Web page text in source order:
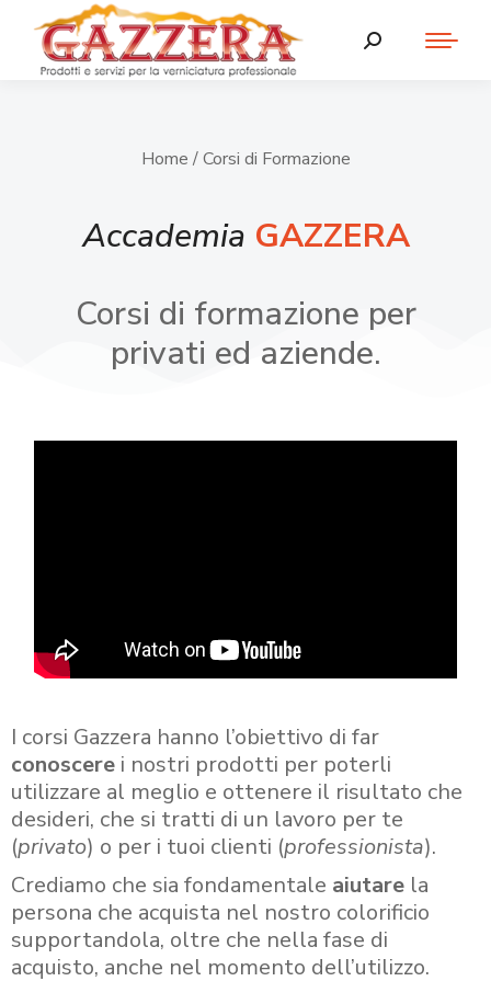
Home / Corsi di Formazione
Accademia GAZZERA
Corsi di formazione per
privati ed aziende.
I corsi Gazzera hanno l’obiettivo di far
conoscere i nostri prodotti per poterli
utilizzare al meglio e ottenere il risultato che
desideri, che si tratti di un lavoro per te
(privato) o per i tuoi clienti (professionista).
Crediamo che sia fondamentale aiutare la
persona che acquista nel nostro colorificio
supportandola, oltre che nella fase di
acquisto, anche nel momento dell’utilizzo.